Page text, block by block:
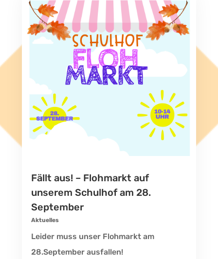
Fällt aus! – Flohmarkt auf
unserem Schulhof am 28.
September
Aktuelles
Leider muss unser Flohmarkt am
28.September ausfallen!